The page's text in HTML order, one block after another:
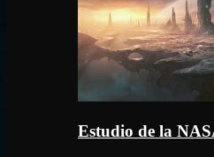
Estudio de la